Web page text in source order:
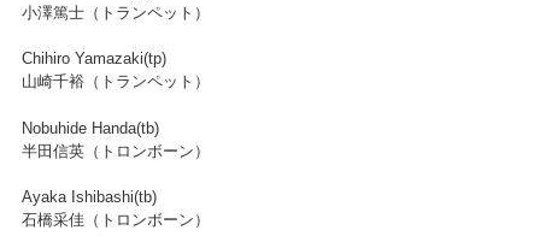
小澤篤士（トランペット）
Chihiro Yamazaki(tp)
山崎千裕（トランペット）
Nobuhide Handa(tb)
半田信英（トロンボーン）
Ayaka Ishibashi(tb)
石橋采佳（トロンボーン）